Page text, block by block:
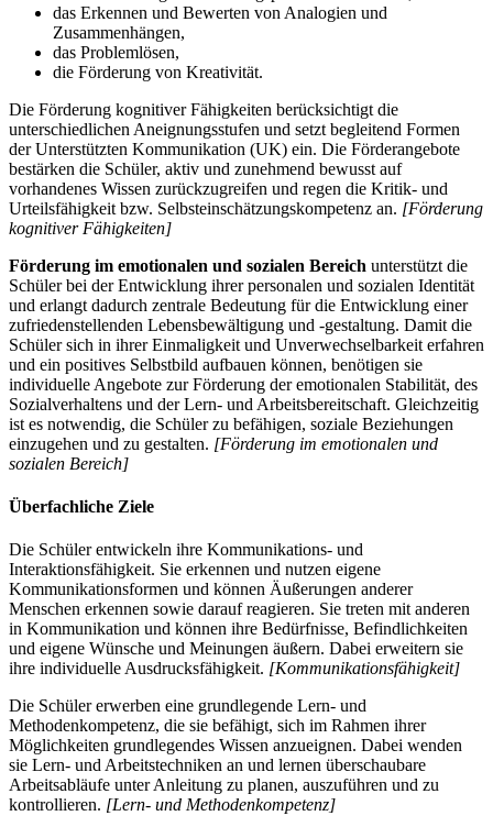
das Erkennen und Bewerten von Analogien und
Zusammenhängen,
das Problemlösen,
die Förderung von Kreativität.
Die Förderung kognitiver Fähigkeiten berücksichtigt die
unterschiedlichen Aneignungsstufen und setzt begleitend Formen
der Unterstützten Kommunikation (UK) ein. Die Förderangebote
bestärken die Schüler, aktiv und zunehmend bewusst auf
vorhandenes Wissen zurückzugreifen und regen die Kritik- und
Urteilsfähigkeit bzw. Selbsteinschätzungskompetenz an. [Förderung
kognitiver Fähigkeiten]
Förderung im emotionalen und sozialen Bereich unterstützt die
Schüler bei der Entwicklung ihrer personalen und sozialen Identität
und erlangt dadurch zentrale Bedeutung für die Entwicklung einer
zufriedenstellenden Lebensbewältigung und -gestaltung. Damit die
Schüler sich in ihrer Einmaligkeit und Unverwechselbarkeit erfahren
und ein positives Selbstbild aufbauen können, benötigen sie
individuelle Angebote zur Förderung der emotionalen Stabilität, des
Sozialverhaltens und der Lern- und Arbeitsbereitschaft. Gleichzeitig
ist es notwendig, die Schüler zu befähigen, soziale Beziehungen
einzugehen und zu gestalten. [Förderung im emotionalen und
sozialen Bereich]
Überfachliche Ziele
Die Schüler entwickeln ihre Kommunikations- und
Interaktionsfähigkeit. Sie erkennen und nutzen eigene
Kommunikationsformen und können Äußerungen anderer
Menschen erkennen sowie darauf reagieren. Sie treten mit anderen
in Kommunikation und können ihre Bedürfnisse, Befindlichkeiten
und eigene Wünsche und Meinungen äußern. Dabei erweitern sie
ihre individuelle Ausdrucksfähigkeit. [Kommunikationsfähigkeit]
Die Schüler erwerben eine grundlegende Lern- und
Methodenkompetenz, die sie befähigt, sich im Rahmen ihrer
Möglichkeiten grundlegendes Wissen anzueignen. Dabei wenden
sie Lern- und Arbeitstechniken an und lernen überschaubare
Arbeitsabläufe unter Anleitung zu planen, auszuführen und zu
kontrollieren. [Lern- und Methodenkompetenz]